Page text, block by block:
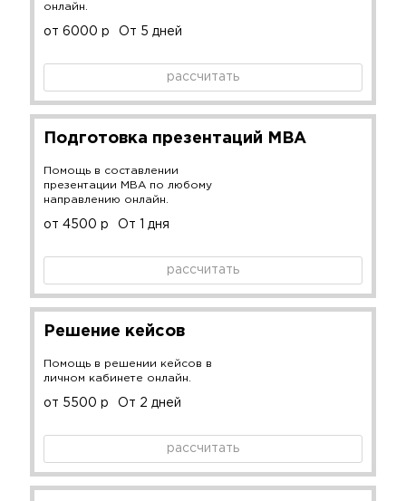
онлайн.
от 6000 р От 5 дней
рассчитать
Подготовка презентаций MBA
Помощь в составлении
презентации MBA по любому
направлению онлайн.
от 4500 р От 1 дня
рассчитать
Решение кейсов
Помощь в решении кейсов в
личном кабинете онлайн.
от 5500 р От 2 дней
рассчитать